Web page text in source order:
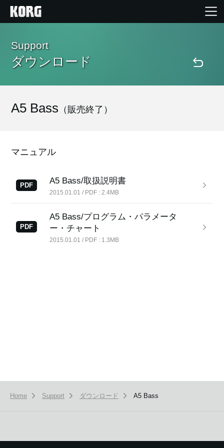
Home
Import Products
Support
Store Locator
Support
ダウンロード
A5 Bass （販売終了）
マニュアル
PDF A5 Bass/取扱説明書
2015.01.01 / PDF : 2.4MB
PDF
A5 Bass/プログラム・パラメータ
ー・チャート
2015.01.01 / PDF : 1.3MB
Home Support ダウンロード A5 Bass